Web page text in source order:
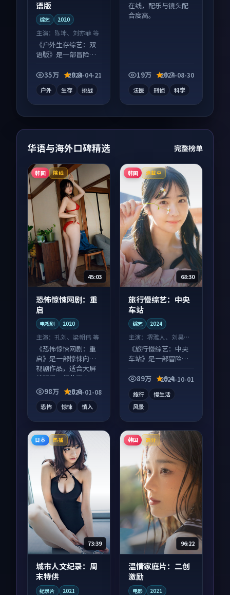
语版
综艺 2020
主演： 陈坤、刘亦菲 等
《户外生存综艺：双
语版》是一部冒险向
齐全，观感爽快不拖
35万 9.8
2024-04-21
户外 生存 挑战
在线，配乐与镜头配
合度高。
19万 9.7
2024-08-30
法医 刑侦 科学
华语与海外口碑精选 完整榜单
韩国 院线
45:03
恐怖惊悚网剧：重
启
电视剧 2020
主演： 孔刘、梁朝伟 等
《恐怖惊悚网剧：重
启》是一部惊悚向电
视剧作品，适合大屏
端观看，细节更丰
富。98万 8.6
2024-01-08
恐怖 惊悚 慎入
韩国 连载中
68:30
旅行慢综艺：中央
车站
综艺 2024
主演：堺雅人、刘昊然
等
《旅行慢综艺：中央
车站》是一部冒险向
端观看，细节更丰
89万 9.4
2024-10-01
旅行
慢生活
风景
日本 热播
73:39
城市人文纪录：周
末特供
纪录片 2021
韩国 高分
96:22
温情家庭片：二创
激励
电影 2021